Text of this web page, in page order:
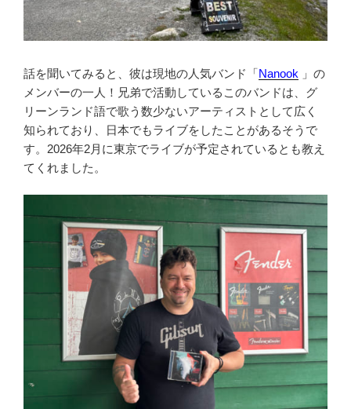
話を聞いてみると、彼は現地の人気バンド「Nanook 」の
メンバーの一人！兄弟で活動しているこのバンドは、グ
リーンランド語で歌う数少ないアーティストとして広く
知られており、日本でもライブをしたことがあるそうで
す。2026年2月に東京でライブが予定されているとも教え
てくれました。